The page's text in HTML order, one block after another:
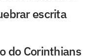
escrita
do Corinthians